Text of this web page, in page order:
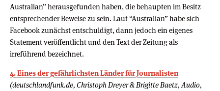
Australian” herausgefunden haben, die behaupten im Besitz
entsprechender Beweise zu sein. Laut “Australian” habe sich
Facebook zunächst entschuldigt, dann jedoch ein eigenes
Statement veröffentlicht und den Text der Zeitung als
irreführend bezeichnet.
4. Eines der gefährlichsten Länder für Journalisten
(deutschlandfunk.de, Christoph Dreyer & Brigitte Baetz, Audio,